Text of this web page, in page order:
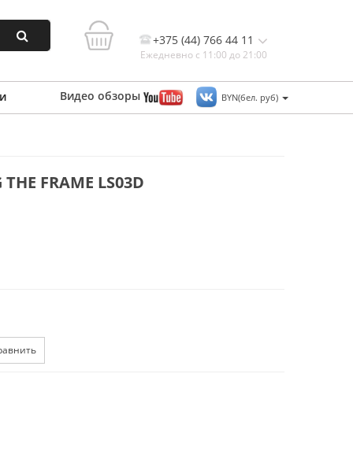
+375 (44) 766 44 11
Ежедневно с 11:00 до 21:00
Видео обзоры BYN(бел. руб)
FRAME LS03D